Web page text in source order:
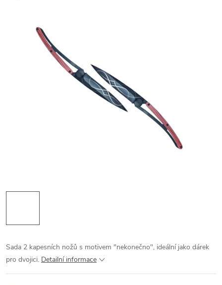
Sada 2 kapesních nožů s motivem "nekonečno", ideální jako dárek
pro dvojici. Detailní informace